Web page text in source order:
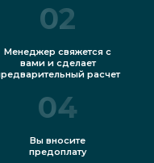
02
Менеджер свяжется с
вами и сделает
расчет
04
Вы вносите
предоплату